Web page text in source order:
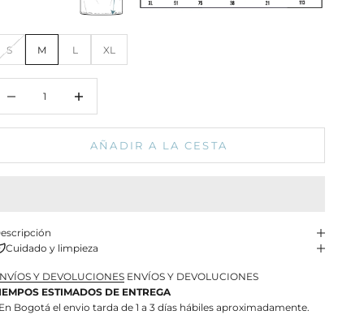
S M L XL
AÑADIR A LA CESTA
Cuidado y limpieza
Y DEVOLUCIONES ENVÍOS Y DEVOLUCIONES
ESTIMADOS DE ENTREGA
En Bogotá el envio tarda de 1 a 3 días hábiles aproximadamente.